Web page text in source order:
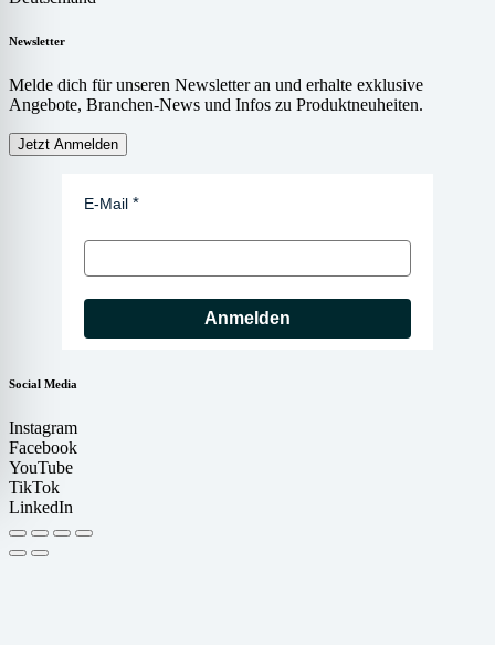
Newsletter
Melde dich für unseren Newsletter an und erhalte exklusive
Angebote, Branchen-News und Infos zu Produktneuheiten.
Jetzt Anmelden
E-Mail
Anmelden
Social Media
Instagram
Facebook
YouTube
TikTok
LinkedIn